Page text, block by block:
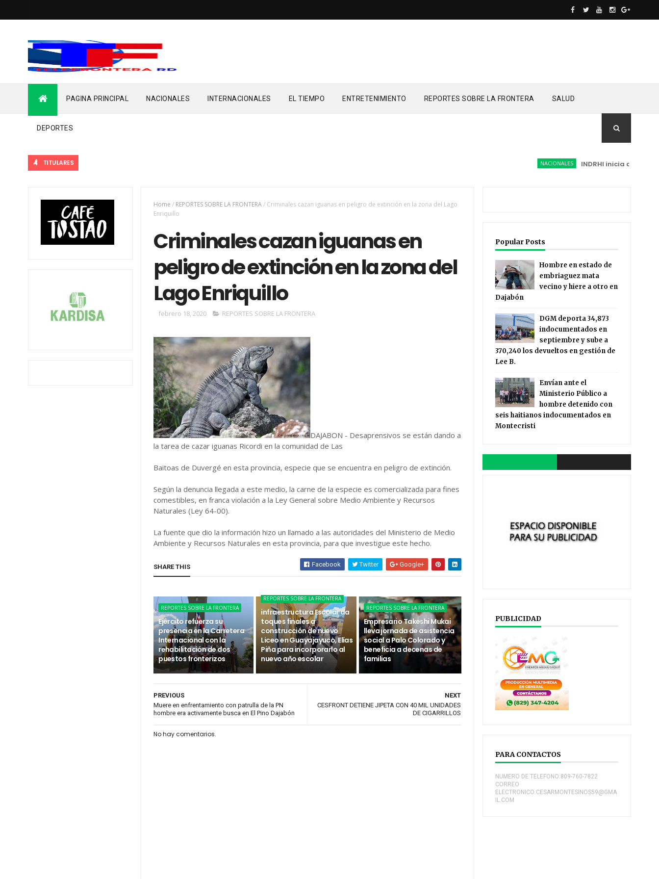
PAGINA PRINCIPAL NACIONALES INTERNACIONALES EL TIEMPO ENTRETENIMIENTO REPORTES SOBRE LA FRONTERA SALUD
DEPORTES
TITULARES NACIONALES INDRHI inicia
Home / REPORTES SOBRE LA FRONTERA/ Criminales cazan iguanas en peligro de extinción en la zona del Lago
Enriquillo
Criminales cazan iguanas en
peligro de extinción en la zona del
Lago Enriquillo
febrero 18, 2020 REPORTES SOBRE LA FRONTERA
DAJABON - Desaprensivos se están dando a
la tarea de cazar iguanas Ricordi en la comunidad de Las
Baitoas de Duvergé en esta provincia, especie que se encuentra en peligro de extinción.
Según la denuncia llegada a este medio, la carne de la especie es comercializada para fines
comestibles, en franca violación a la Ley General sobre Medio Ambiente y Recursos
Naturales (Ley 64-00).
La fuente que dio la información hizo un llamado a las autoridades del Ministerio de Medio
Ambiente y Recursos Naturales en esta provincia, para que investigue este hecho.
SHARE THIS Facebook Twitter Google+
REPORTES SOBRE LA FRONTERA
Ejército refuerza su
presencia en la Carretera
Internacional con la
rehabilitación de dos
puestos fronterizos
REPORTES SOBRE LA FRONTERA
infraestructura Escolar da
toques finales a
construcción de nuevo
Liceo en Guayajayuco, Elías
Piña para incorporarlo al
nuevo año escolar
REPORTES SOBRE LA FRONTERA
Empresario Takeshi Mukai
lleva jornada de asistencia
social a Palo Colorado y
beneficia a decenas de
familias
NEXT
CESFRONT DETIENE JIPETA CON 40 MIL UNIDADES
DE CIGARRILLOS
PREVIOUS
Muere en enfrentamiento con patrulla de la PN
hombre era activamente busca en El Pino Dajabón
No hay comentarios.
Popular Posts
Hombre en estado de
embriaguez mata
vecino y hiere a otro en
Dajabón
DGM deporta 34,873
indocumentados en
septiembre y sube a
370,240 los devueltos en gestión de
Lee B.
Envían ante el
Ministerio Público a
hombre detenido con
seis haitianos indocumentados en
Montecristi
PUBLICIDAD
PARA CONTACTOS
NUMERO DE TELEFONO:809-760-7822
CORREO
ELECTRONICO:CESARMONTESINOS59@GMA
IL.COM